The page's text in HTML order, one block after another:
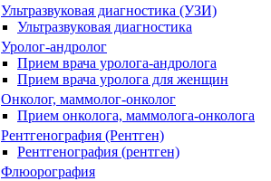
Ультразвуковая диагностика (УЗИ)
Ультразвуковая диагностика
Уролог-андролог
Прием врача уролога-андролога
Прием врача уролога для женщин
Онколог, маммолог-онколог
Прием онколога, маммолога-онколога
Рентгенография (Рентген)
Рентгенография (рентген)
Флюорография